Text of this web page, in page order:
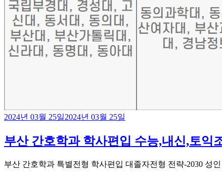
2024년 03월 25일2024년 03월 25일
부산 간호학과 학사편입 수능,내신,토익
부산 간호학과 특별전형 학사편입 대졸자전형 전략-2030 성